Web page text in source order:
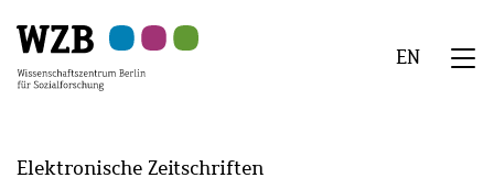
Hauptinhalt
springen
Navigation
springen
Suche
springen
Sekundärnavigation
springen
Fußzeile
springen
EN
Elektronische Zeitschriften